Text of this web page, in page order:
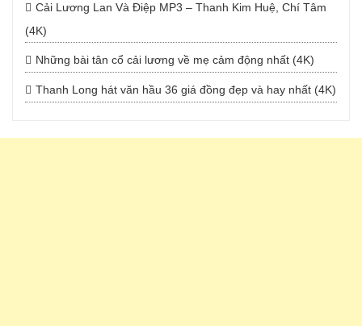
Cải Lương Lan Và Điệp MP3 – Thanh Kim Huệ, Chí Tâm
(4K)
Những bài tân cổ cải lương về mẹ cảm động nhất (4K)
Thanh Long hát văn hầu 36 giá đồng đẹp và hay nhất (4K)